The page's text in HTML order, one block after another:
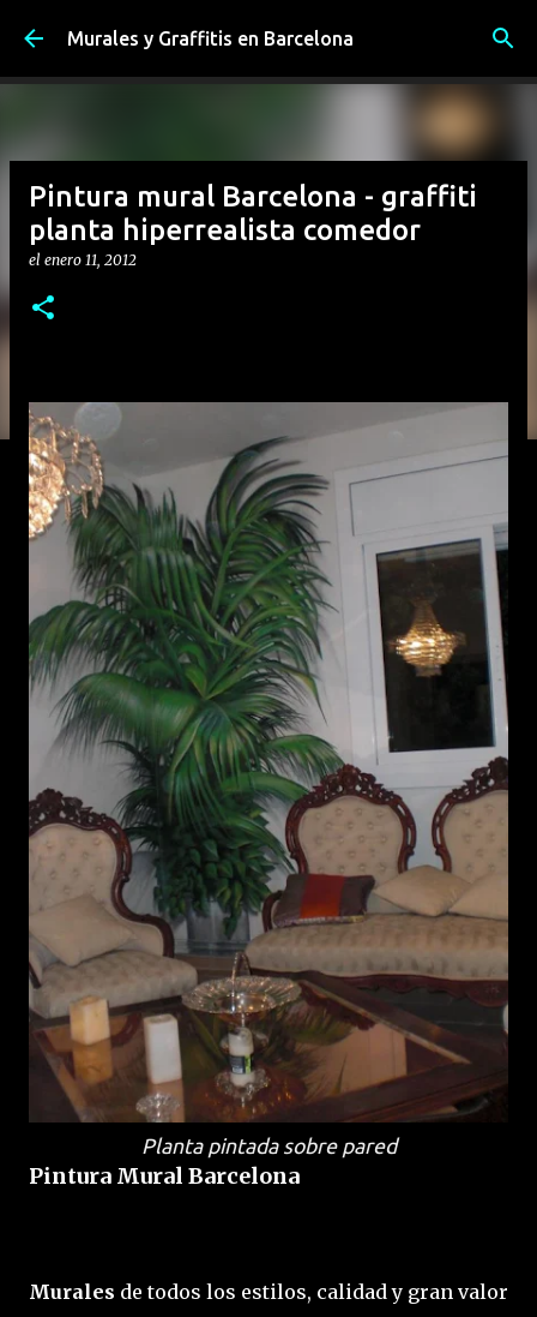
Ir al contenido principal
Murales y Graffitis en Barcelona
Pintura mural Barcelona - graffiti
planta hiperrealista comedor
el enero 11, 2012
Planta pintada sobre pared
Pintura Mural Barcelona
Murales de todos los estilos, calidad y gran valor